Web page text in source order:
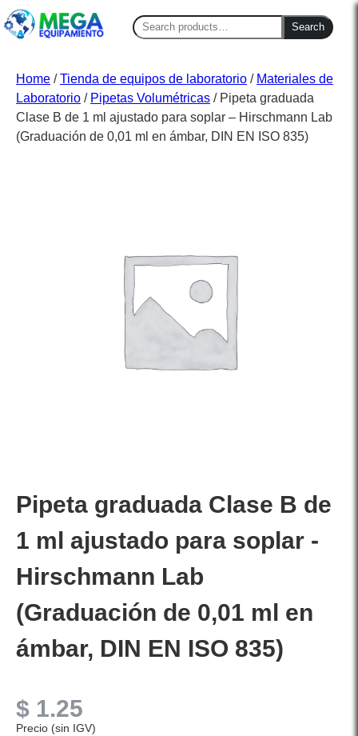
Search
for:
Search
Home /Tienda de equipos de laboratorio / Materiales de
Laboratorio / Pipetas Volumétricas / Pipeta graduada
Clase B de 1 ml ajustado para soplar – Hirschmann Lab
(Graduación de 0,01 ml en ámbar, DIN EN ISO 835)
Pipeta graduada Clase B de
1 ml ajustado para soplar -
Hirschmann Lab
(Graduación de 0,01 ml en
ámbar, DIN EN ISO 835)
$ 1.25
Precio (sin IGV)